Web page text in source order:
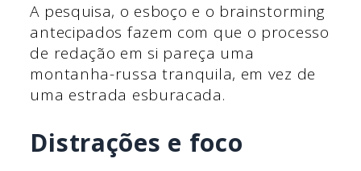
A pesquisa, o esboço e o brainstorming
antecipados fazem com que o processo
de redação em si pareça uma
montanha-russa tranquila, em vez de
uma estrada esburacada.
Distrações e foco